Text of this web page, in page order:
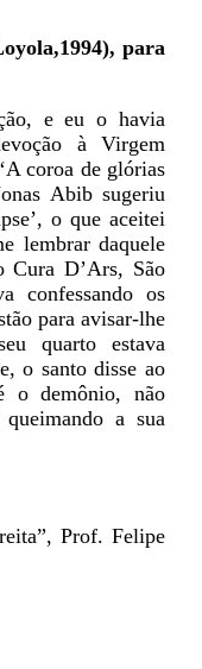
para
e eu o havia
à Virgem
coroa de glórias
Abib sugeriu
o que aceitei
lembrar daquele
Cura D’Ars, São
confessando os
para avisar-lhe
quarto estava
o santo disse ao
o demônio, não
a sua
Prof. Felipe